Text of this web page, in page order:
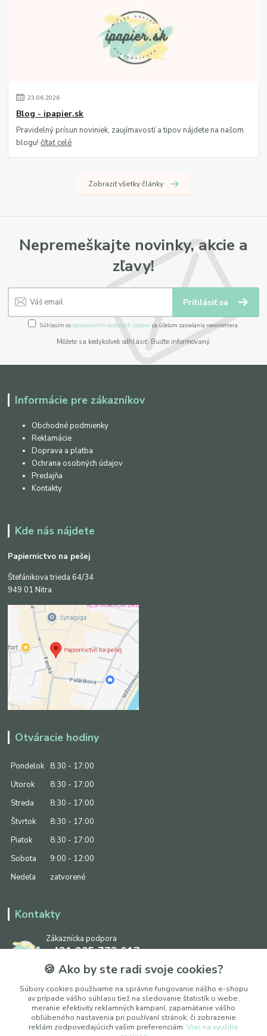
23.06.2026
Blog - ipapier.sk
Pravidelný prísun noviniek, zaujímavostí a tipov nájdete na našom
blogu!čítať celé
Zobraziť všetky články
Nepremeškajte novinky, akcie a
zľavy!
Prihlásiť sa
Súhlasím sospracovaním osobných údajov za účelom zasielania newslettera.
Môžete sa kedykoľvek odhlásiť. Buďte informovaný.
Informácie pre zákazníkov
Obchodné podmienky
Reklamácie
Doprava a platba
Ochrana osobných údajov
Predajňa
Kontakty
Kde nás nájdete
Papiernictvo na pešej
Štefánikova trieda 64/34
949 01 Nitra
Otváracie hodiny
Pondelok
8:30 - 17:00
Utorok
8:30 - 17:00
Streda
8:30 - 17:00
Štvrtok
8:30 - 17:00
Piatok
8:30 - 17:00
Sobota
9:00 - 12:00
Nedeľa
zatvorené
Kontakty
Zákaznícka podpora
+421 905 773 017
(Po-Pia, 8:30 - 17:00, So: 9:00 - 12:00)
info@ipapier.sk
🍪 Ako by ste radi svoje cookies?
Súbory cookies používame na správne fungovanie nášho e-shopu
av prípade vášho súhlasu tiež na sledovanie štatistík o webe,
meranie efektivity reklamných kampaní, zapamätanie vášho
obľúbeného nastavenia pri používaní stránok, či zobrazenie
reklám zodpovedajúcich vašim preferenciám. Viac na využitie